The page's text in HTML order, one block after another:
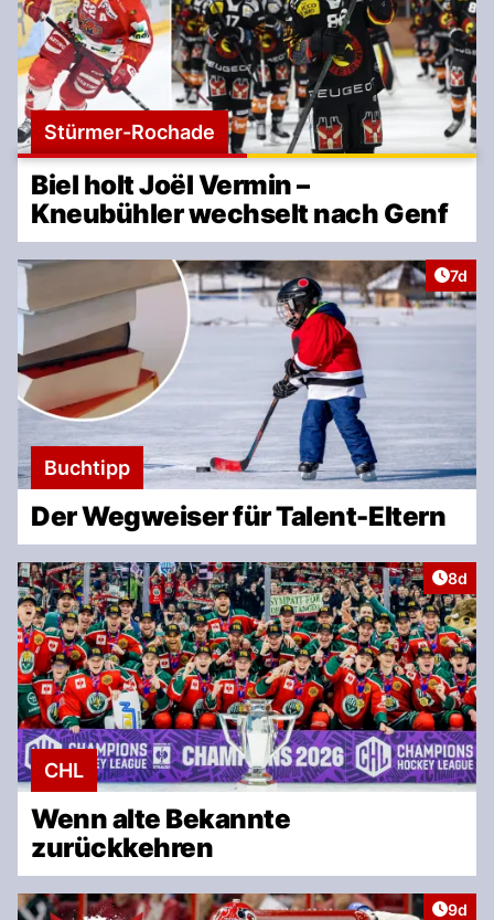
Stürmer-Rochade
Biel holt Joël Vermin –
Kneubühler wechselt nach Genf
7d
Buchtipp
Der Wegweiser für Talent-Eltern
8d
CHL
Wenn alte Bekannte
zurückkehren
9d